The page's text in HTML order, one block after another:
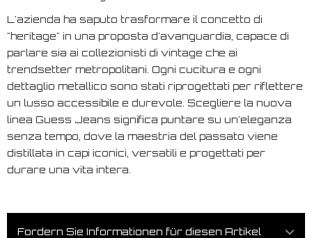
L'azienda ha saputo trasformare il concetto di
"heritage" in una proposta d'avanguardia, capace di
parlare sia ai collezionisti di vintage che ai
trendsetter metropolitani. Ogni cucitura e ogni
dettaglio metallico sono stati riprogettati per riflettere
un lusso accessibile e durevole. Scegliere la nuova
linea Guess Jeans significa puntare su un'eleganza
senza tempo, dove la maestria del passato viene
distillata in capi iconici, versatili e progettati per
durare una vita intera.
Fordern Sie Informationen für diesen Artikel